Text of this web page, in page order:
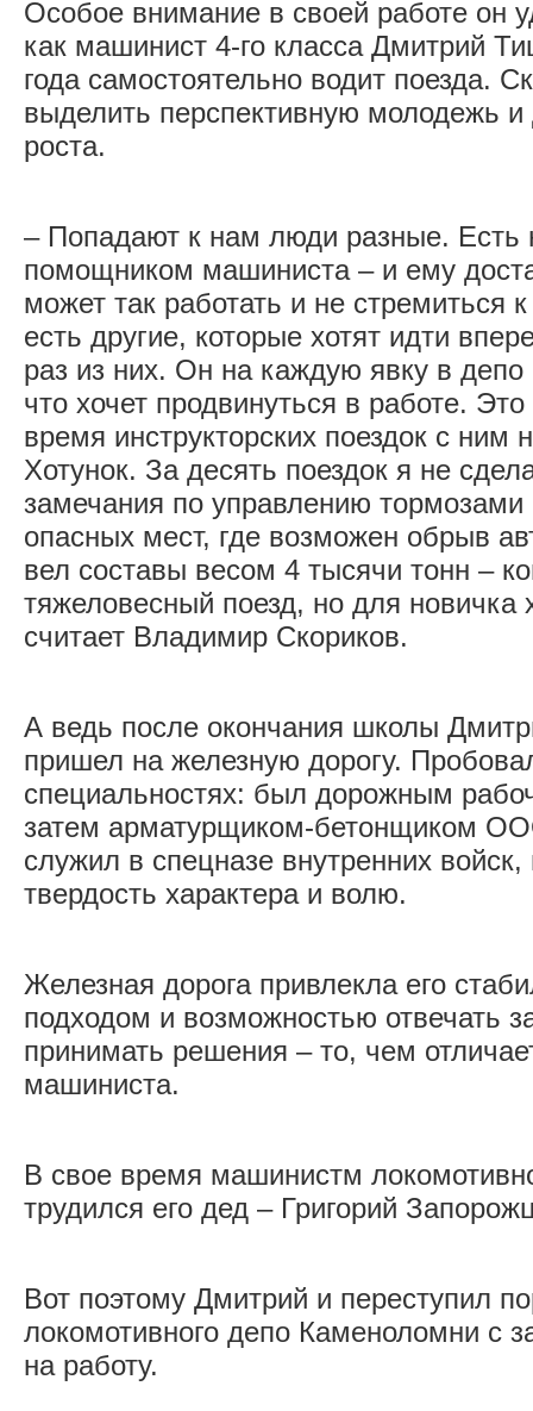
Особое внимание в своей работе он
как машинист 4-го класса Дмитрий
года самостоятельно водит поезда.
выделить перспективную молодежь и
роста.
– Попадают к нам люди разные. Есть
помощником машиниста – и ему
может так работать и не стремиться
есть другие, которые хотят идти
раз из них. Он на каждую явку в
что хочет продвинуться в работе.
время инструкторских поездок с ним
Хотунок. За десять поездок я не
замечания по управлению тормозами
опасных мест, где возможен обрыв
вел составы весом 4 тысячи тонн –
тяжеловесный поезд, но для новичка
считает Владимир Скориков.
А ведь после окончания школы
пришел на железную дорогу.
специальностях: был дорожным
затем арматурщиком-бетонщиком
служил в спецназе внутренних
твердость характера и волю.
Железная дорога привлекла его
подходом и возможностью отвечать
принимать решения – то, чем
машиниста.
В свое время машинистм
трудился его дед – Григорий
Вот поэтому Дмитрий и переступил
локомотивного депо Каменоломни с
на работу.